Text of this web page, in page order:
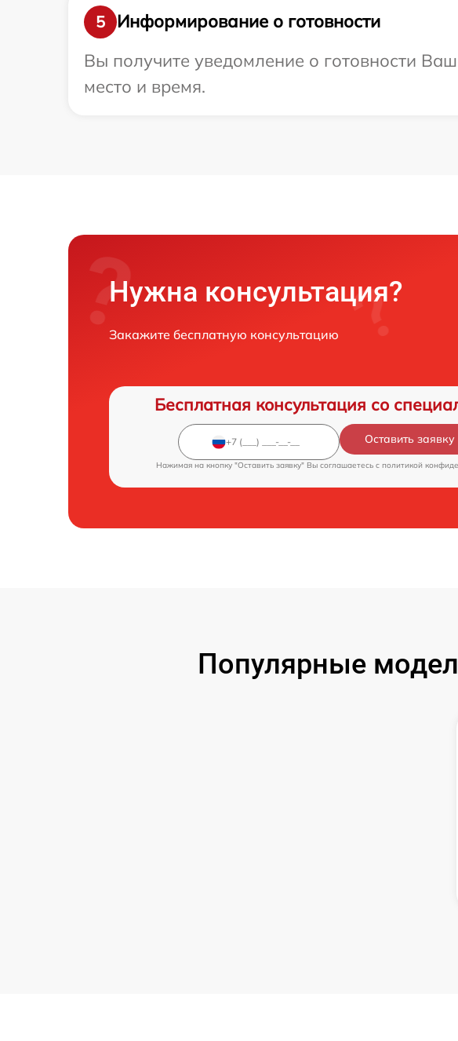
5
Информирование о готовности
Вы получите уведомление о готовности
место и время.
Нужна консультация?
Закажите бесплатную консультацию
Бесплатная консультация со
Оставить заявку
Нажимая на кнопку "Оставить заявку" Вы соглашаетесь c политикой
Популярные